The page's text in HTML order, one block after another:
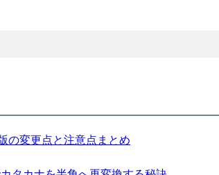
の変更点と注意点まとめ